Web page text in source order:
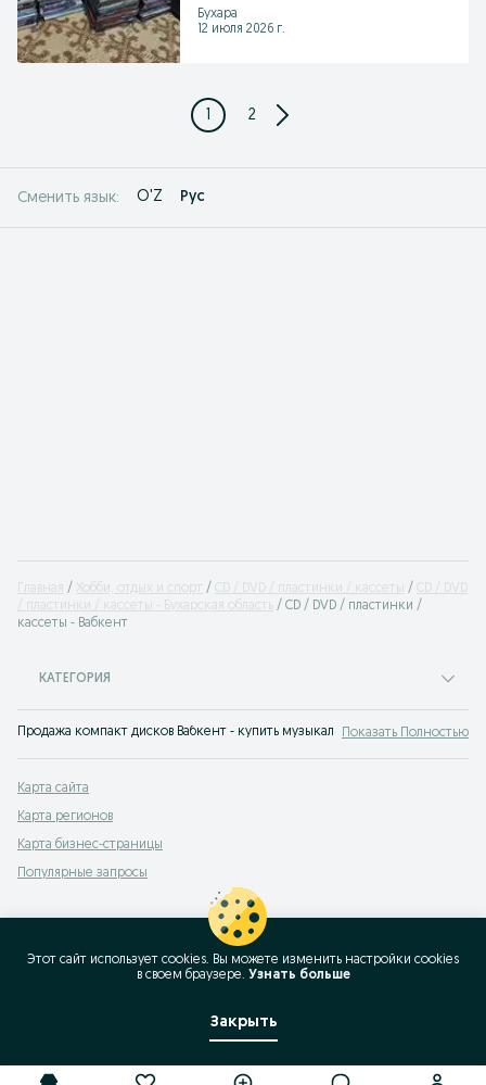
Бухара
12 июля 2026 г.
1 2
Сменить язык: O'Z Рус
Главная Хобби, отдых и спорт CD / DVD / пластинки / кассеты
CD / DVD
/ пластинки / кассеты - Бухарская область
CD / DVD / пластинки /
кассеты - Вабкент
КАТЕГОРИЯ
Продажа компакт дисков Вабкент - купить музыкальные пластинки и CD
Показать Полностью
Карта сайта
Карта регионов
Карта бизнес-страницы
Популярные запросы
Этот сайт использует cookies. Вы можете изменить настройки cookies
в своeм браузере. Узнать больше
Закрыть